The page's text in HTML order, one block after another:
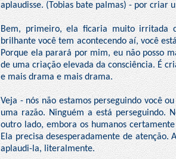
aplaudisse. (Tobias bate palmas) - por criar
Bem, primeiro, ela ficaria muito irritada
brilhante você tem acontecendo aí, você
Porque ela parará por mim, eu não posso
de uma criação elevada da consciência. É
e mais drama e mais drama.
Veja - nós não estamos perseguindo você
uma razão. Ninguém a está perseguindo.
outro lado, embora os humanos
Ela precisa desesperadamente de atenção.
aplaudi-la, literalmente.